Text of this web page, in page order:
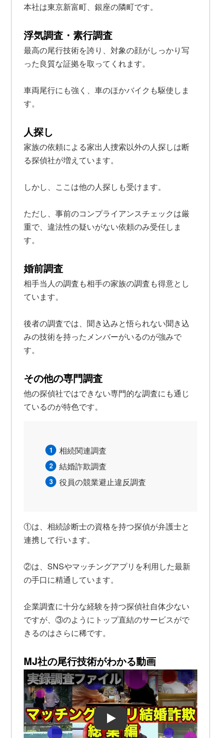
本社は東京新富町、銀座の隣町です。
浮気調査・素行調査
最高の尾行技術を誇り、対象の顔がしっかり写
った良質な証拠を取ってくれます。
車両尾行にも強く、車のほかバイクも駆使しま
す。
人探し
家族の依頼による家出人捜索以外の人探しは断
る探偵社が増えています。
しかし、ここは他の人探しも受けます。
ただし、事前のコンプライアンスチェックは厳
重で、違法性の疑いがない依頼のみ受任しま
す。
婚前調査
相手当人の調査も相手の家族の調査も得意とし
ています。
後者の調査では、聞き込みと悟られない聞き込
みの技術を持ったメンバーがいるのが強みで
す。
その他の専門調査
他の探偵社ではできない専門的な調査にも通じ
ているのが特色です。
相続関連調査
結婚詐欺調査
役員の競業避止違反調査
①は、相続診断士の資格を持つ探偵が弁護士と
連携して行います。
②は、SNSやマッチングアプリを利用した最新
の手口に精通しています。
企業調査に十分な経験を持つ探偵社自体少ない
ですが、③のようにトップ直結のサービスがで
きるのはさらに稀です。
MJ社の尾行技術がわかる動画
Play